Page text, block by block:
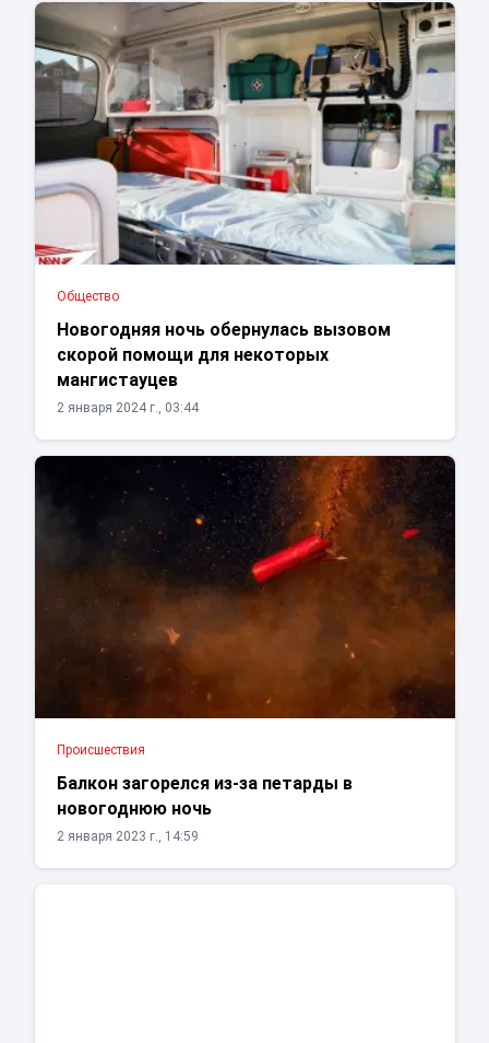
Общество
Новогодняя ночь обернулась вызовом
скорой помощи для некоторых
мангистауцев
2 января 2024 г., 03:44
Проиcшествия
Балкон загорелся из-за петарды в
новогоднюю ночь
2 января 2023 г., 14:59